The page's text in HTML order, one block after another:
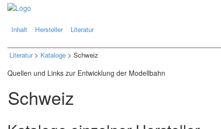
Inhalt Hersteller Literatur
Literatur> Kataloge > Schweiz
Quellen und Links zur Entwicklung der Modellbahn
Schweiz